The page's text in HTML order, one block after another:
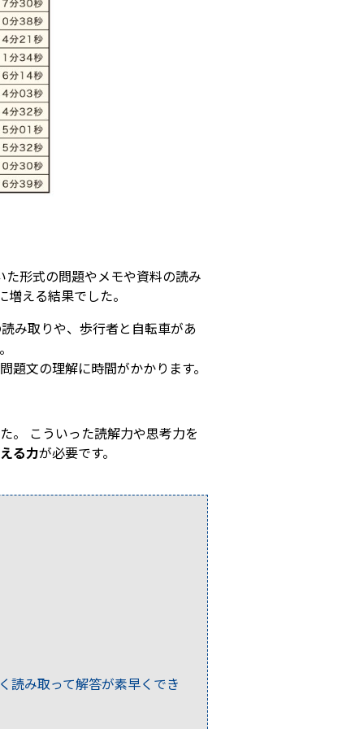
た形式の問題やメモや資料の読み
える結果でした。
み取りや、歩行者と自転車があ
文の理解に時間がかかります。
。 こういった読解力や思考力を
る力が必要です。
読み取って解答が素早くでき